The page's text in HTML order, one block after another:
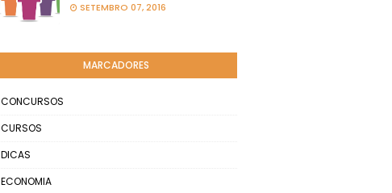
SETEMBRO 07, 2016
MARCADORES
CONCURSOS
CURSOS
DICAS
ECONOMIA